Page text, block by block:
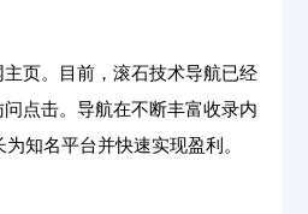
页。目前，滚石技术导航已经
点击。导航在不断丰富收录内
知名平台并快速实现盈利。